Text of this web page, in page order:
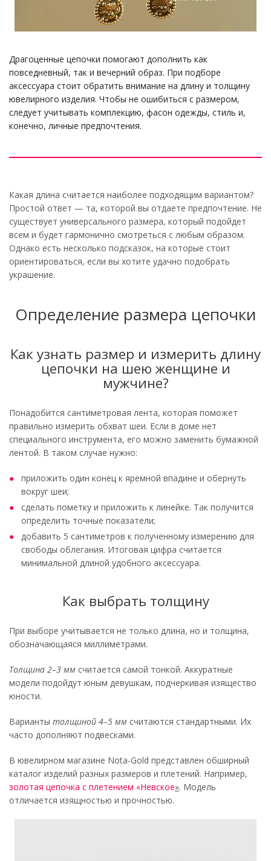
Драгоценные цепочки помогают дополнить как
повседневный, так и вечерний образ. При подборе
аксессуара стоит обратить внимание на длину и толщину
ювелирного изделия. Чтобы не ошибиться с размером,
следует учитывать комплекцию, фасон одежды, стиль и,
конечно, личные предпочтения.
Какая длина считается наиболее подходящим вариантом?
Простой ответ — та, которой вы отдаете предпочтение. Не
существует универсального размера, который подойдет
всем и будет гармонично смотреться с любым образом.
Однако есть несколько подсказок, на которые стоит
ориентироваться, если вы хотите удачно подобрать
украшение.
Определение размера цепочки
Как узнать размер и измерить длину
цепочки на шею женщине и
мужчине?
Понадобится сантиметровая лента, которая поможет
правильно измерить обхват шеи. Если в доме нет
специального инструмента, его можно заменить бумажной
лентой. В таком случае нужно:
приложить один конец к яремной впадине и обернуть
вокруг шеи;
сделать пометку и приложить к линейке. Так получится
определить точные показатели;
добавить 5 сантиметров к полученному измерению для
свободы облегания. Итоговая цифра считается
минимальной длиной удобного аксессуара.
Как выбрать толщину
При выборе учитывается не только длина, но и толщина,
обозначающаяся миллиметрами.
Толщина 2–3 мм считается самой тонкой. Аккуратные
модели подойдут юным девушкам, подчеркивая изящество
юности.
Варианты толщиной 4–5 мм считаются стандартными. Их
часто дополняют подвесками.
В ювелирном магазине Nota-Gold представлен обширный
каталог изделий разных размеров и плетений. Например,
золотая цепочка с плетением «Невское». Модель
отличается изящностью и прочностью.